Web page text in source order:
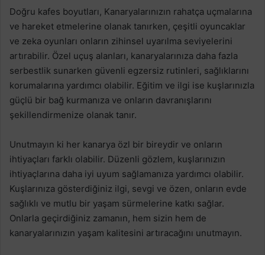
Doğru kafes boyutları, Kanaryalarınızın rahatça uçmalarına
ve hareket etmelerine olanak tanırken, çeşitli oyuncaklar
ve zeka oyunları onların zihinsel uyarılma seviyelerini
artırabilir. Özel uçuş alanları, kanaryalarınıza daha fazla
serbestlik sunarken güvenli egzersiz rutinleri, sağlıklarını
korumalarına yardımcı olabilir. Eğitim ve ilgi ise kuşlarınızla
güçlü bir bağ kurmanıza ve onların davranışlarını
şekillendirmenize olanak tanır.
Unutmayın ki her kanarya özl bir bireydir ve onların
ihtiyaçları farklı olabilir. Düzenli gözlem, kuşlarınızın
ihtiyaçlarına daha iyi uyum sağlamanıza yardımcı olabilir.
Kuşlarınıza gösterdiğiniz ilgi, sevgi ve özen, onların evde
sağlıklı ve mutlu bir yaşam sürmelerine katkı sağlar.
Onlarla geçirdiğiniz zamanın, hem sizin hem de
kanaryalarınızın yaşam kalitesini artıracağını unutmayın.